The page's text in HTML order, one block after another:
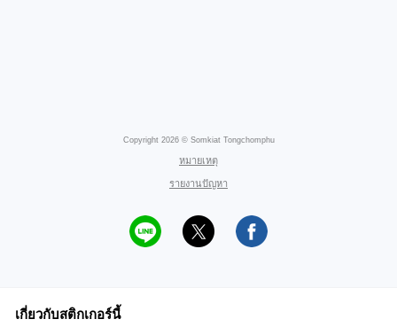
Copyright 2026 © Somkiat Tongchomphu
หมายเหตุ
รายงานปัญหา
เกี่ยวกับสติกเกอร์นี้